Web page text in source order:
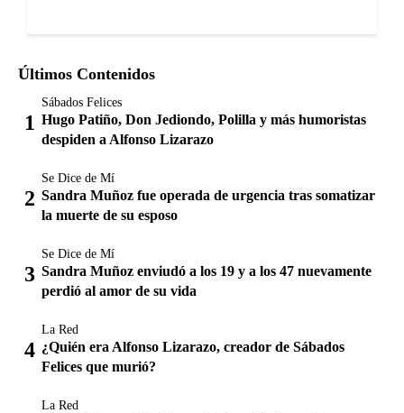
Últimos Contenidos
Sábados Felices
Hugo Patiño, Don Jediondo, Polilla y más humoristas
despiden a Alfonso Lizarazo
Se Dice de Mí
Sandra Muñoz fue operada de urgencia tras somatizar
la muerte de su esposo
Se Dice de Mí
Sandra Muñoz enviudó a los 19 y a los 47 nuevamente
perdió al amor de su vida
La Red
¿Quién era Alfonso Lizarazo, creador de Sábados
Felices que murió?
La Red